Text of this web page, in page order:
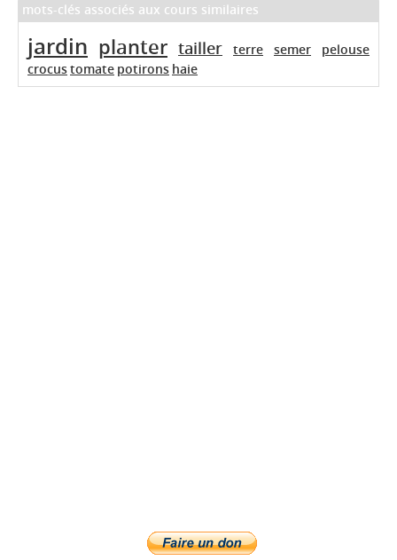
mots-clés associés aux cours similaires
jardin planter tailler terre semer
pelouse
crocustomate potirons haie